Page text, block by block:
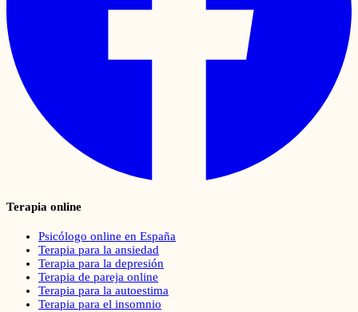
Terapia online
Psicólogo online en España
Terapia para la ansiedad
Terapia para la depresión
Terapia de pareja online
Terapia para la autoestima
Terapia para el insomnio